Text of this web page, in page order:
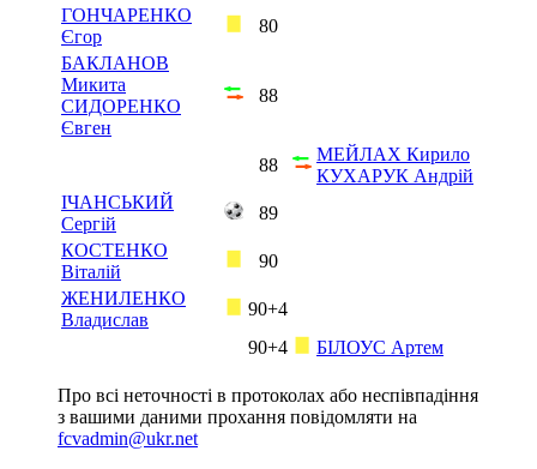
ГОНЧАРЕНКО
Єгор
80
БАКЛАНОВ
Микита
СИДОРЕНКО
Євген
88
88
МЕЙЛАХ Кирило
КУХАРУК Андрій
ІЧАНСЬКИЙ
Сергій
89
КОСТЕНКО
Віталій
90
ЖЕНИЛЕНКО
Владислав
90+4
90+4
БІЛОУС Артем
Про всі неточності в протоколах або неспівпадіння
з вашими даними прохання повідомляти на
fcvadmin@ukr.net